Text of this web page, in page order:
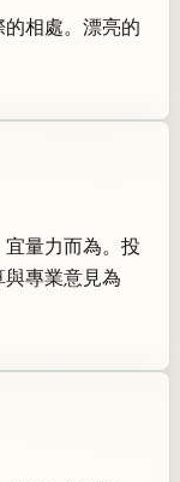
相處。漂亮的
量力而為。投
專業意見為